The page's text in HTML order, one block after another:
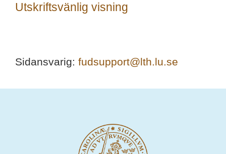
Utskriftsvänlig visning
Sidansvarig: fudsupport@lth.lu.se